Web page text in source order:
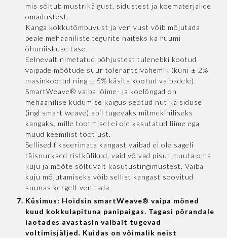
mis sõltub mustrikäigust, sidustest ja koematerjalide
omadustest.
Kanga kokkutõmbuvust ja venivust võib mõjutada
peale mehaaniliste tegurite näiteks ka ruumi
õhuniiskuse tase.
Eelnevalt nimetatud põhjustest tulenebki kootud
vaipade mõõtude suur tolerantsivahemik (kuni ± 2%
masinkootud ning ± 5% käsitsikootud vaipadele).
SmartWeave® vaiba lõime- ja koelõngad on
mehaanilise kudumise käigus seotud nutika siduse
(ingl smart weave) abil tugevaks mitmekihiliseks
kangaks, mille tootmisel ei ole kasutatud liime ega
muud keemilist töötlust.
Sellised fikseerimata kangast vaibad ei ole sageli
täisnurksed ristkülikud, vaid võivad pisut muuta oma
kuju ja mõõte sõltuvalt kasutustingimustest. Vaiba
kuju mõjutamiseks võib sellist kangast soovitud
suunas kergelt venitada.
Küsimus: Hoidsin smartWeave® vaipa mõned
kuud kokkulapituna panipaigas. Tagasi põrandale
laotades avastasin vaibalt tugevad
voltimisjäljed. Kuidas on võimalik neist